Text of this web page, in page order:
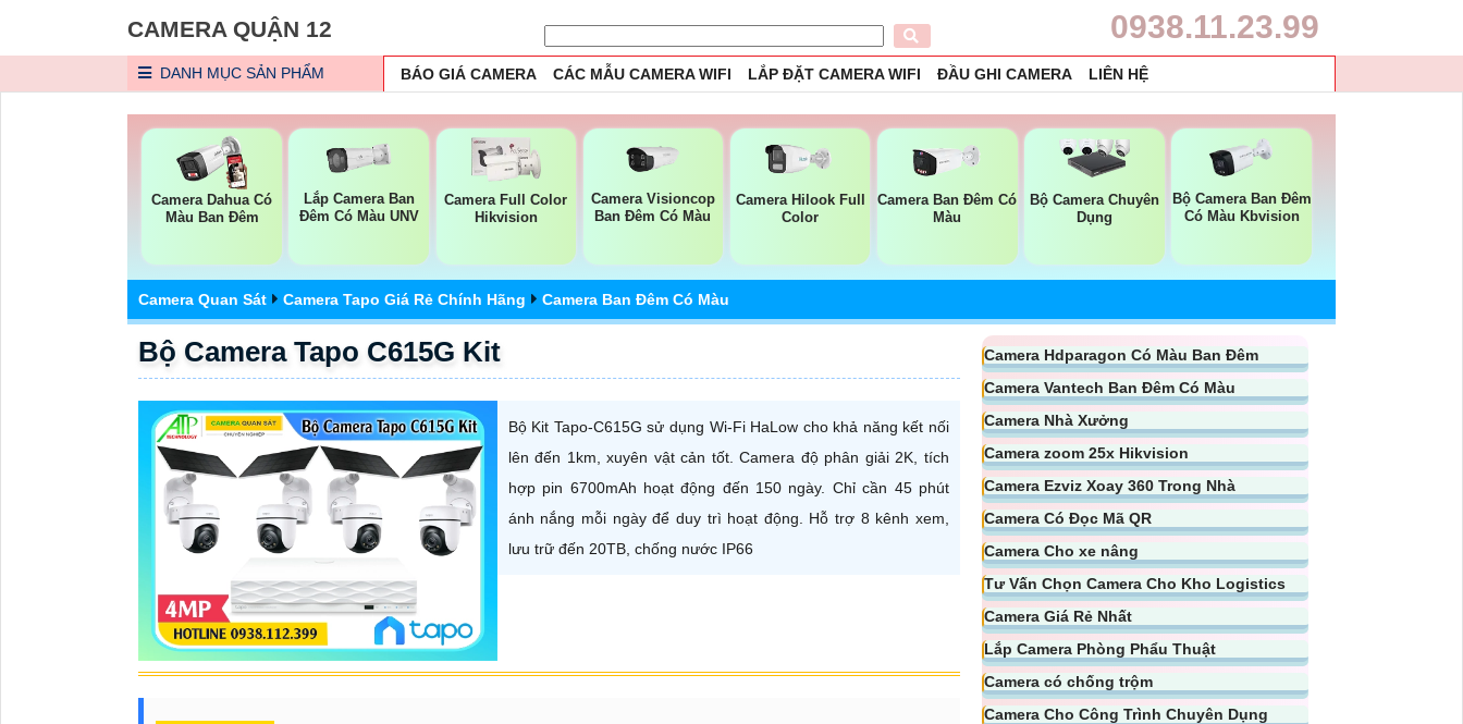
CAMERA QUẬN 12 0938.11.23.99
DANH MỤC SẢN PHẨM BÁO GIÁ CAMERA CÁC MẪU CAMERA WIFI LẮP ĐẶT CAMERA WIFI ĐẦU GHI CAMERA LIÊN HỆ
Camera Dahua Có
Màu Ban Đêm
Lắp Camera Ban
Đêm Có Màu UNV
Camera Full Color
Hikvision
Camera Visioncop
Ban Đêm Có Màu
Camera Hilook Full
Color
Camera Ban Đêm Có
Màu
Bộ Camera Chuyên
Dụng
Bộ Camera Ban Đêm
Có Màu Kbvision
Camera Quan Sát Camera Tapo Giá Rẻ Chính Hãng Camera Ban Đêm Có Màu
Bộ Camera Tapo C615G Kit
Bộ Kit Tapo-C615G sử dụng Wi-Fi HaLow cho khả năng kết nối
lên đến 1km, xuyên vật cản tốt. Camera độ phân giải 2K, tích
hợp pin 6700mAh hoạt động đến 150 ngày. Chỉ cần 45 phút
ánh nắng mỗi ngày để duy trì hoạt động. Hỗ trợ 8 kênh xem,
lưu trữ đến 20TB, chống nước IP66
Camera Hdparagon Có Màu Ban Đêm
Camera Vantech Ban Đêm Có Màu
Camera Nhà Xưởng
Camera zoom 25x Hikvision
Camera Ezviz Xoay 360 Trong Nhà
Camera Có Đọc Mã QR
Camera Cho xe nâng
Tư Vấn Chọn Camera Cho Kho Logistics
Camera Giá Rẻ Nhất
Lắp Camera Phòng Phẩu Thuật
Camera có chống trộm
Camera Cho Công Trình Chuyên Dụng